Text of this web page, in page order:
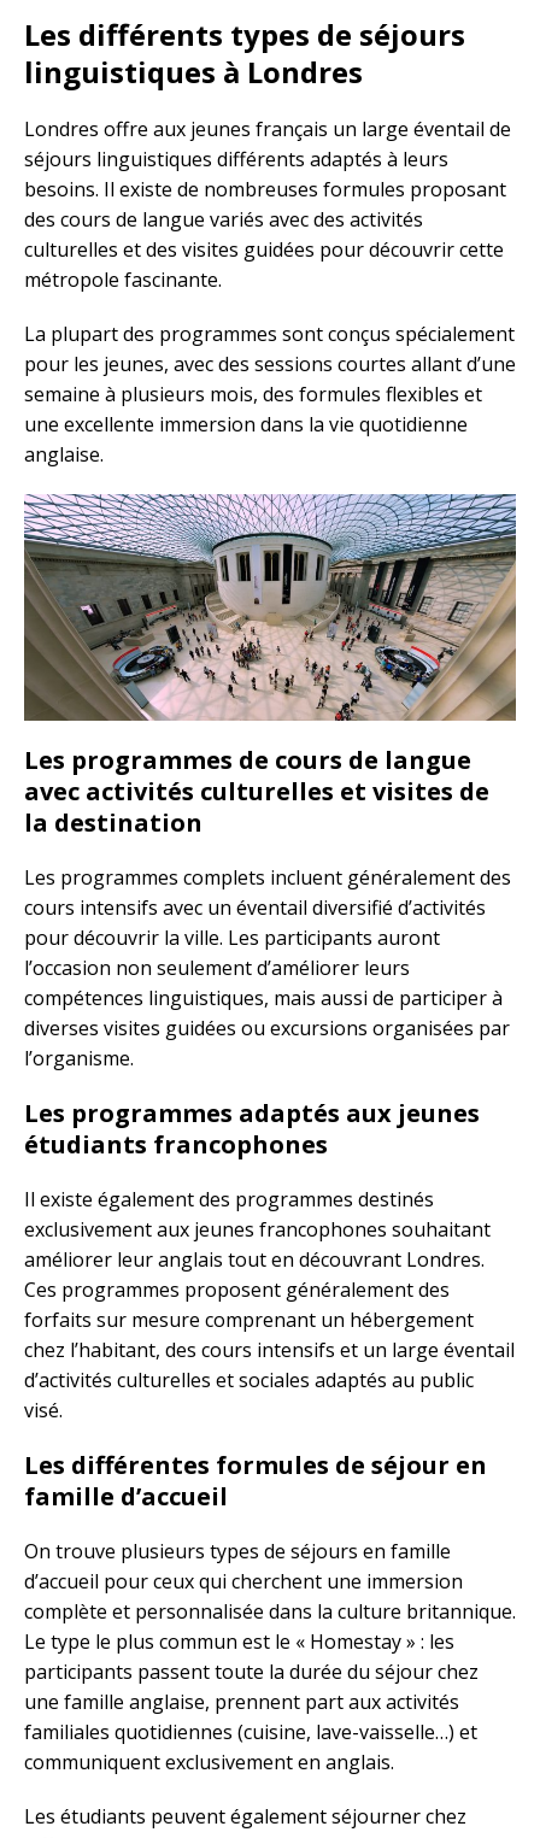
Les différents types de séjours
linguistiques à Londres
Londres offre aux jeunes français un large éventail de
séjours linguistiques différents adaptés à leurs
besoins. Il existe de nombreuses formules proposant
des cours de langue variés avec des activités
culturelles et des visites guidées pour découvrir cette
métropole fascinante.
La plupart des programmes sont conçus spécialement
pour les jeunes, avec des sessions courtes allant d’une
semaine à plusieurs mois, des formules flexibles et
une excellente immersion dans la vie quotidienne
anglaise.
Les programmes de cours de langue
avec activités culturelles et visites de
la destination
Les programmes complets incluent généralement des
cours intensifs avec un éventail diversifié d’activités
pour découvrir la ville. Les participants auront
l’occasion non seulement d’améliorer leurs
compétences linguistiques, mais aussi de participer à
diverses visites guidées ou excursions organisées par
l’organisme.
Les programmes adaptés aux jeunes
étudiants francophones
Il existe également des programmes destinés
exclusivement aux jeunes francophones souhaitant
améliorer leur anglais tout en découvrant Londres.
Ces programmes proposent généralement des
forfaits sur mesure comprenant un hébergement
chez l’habitant, des cours intensifs et un large éventail
d’activités culturelles et sociales adaptés au public
visé.
Les différentes formules de séjour en
famille d’accueil
On trouve plusieurs types de séjours en famille
d’accueil pour ceux qui cherchent une immersion
complète et personnalisée dans la culture britannique.
Le type le plus commun est le « Homestay » : les
participants passent toute la durée du séjour chez
une famille anglaise, prennent part aux activités
familiales quotidiennes (cuisine, lave-vaisselle…) et
communiquent exclusivement en anglais.
Les étudiants peuvent également séjourner chez